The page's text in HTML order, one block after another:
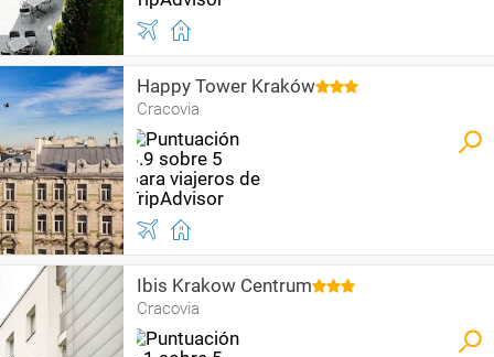
Happy Tower Kraków
Cracovia
Ibis Krakow Centrum
Cracovia